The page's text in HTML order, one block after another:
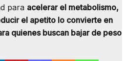
para acelerar el metabolismo,
el apetito lo convierte en
quienes buscan bajar de peso